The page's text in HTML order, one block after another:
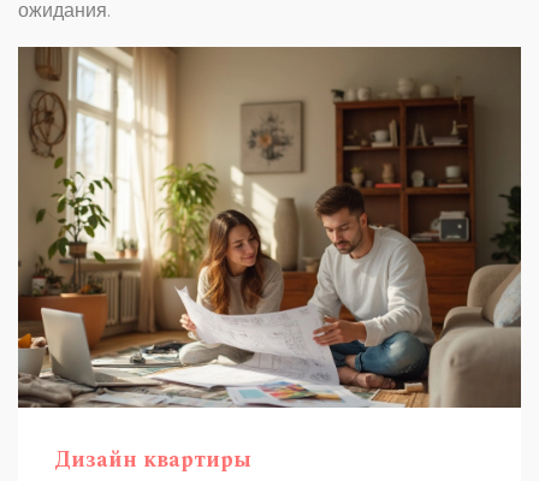
ожидания.
Дизайн квартиры